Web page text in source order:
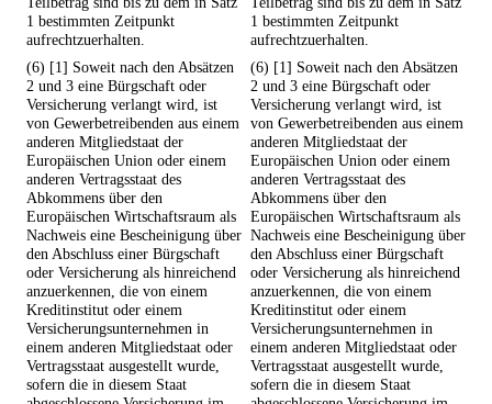
1 bestimmten Zeitpunkt
aufrechtzuerhalten.
1 bestimmten Zeitpunkt
aufrechtzuerhalten.
(6) [1] Soweit nach den Absätzen
2 und 3 eine Bürgschaft oder
Versicherung verlangt wird, ist
von Gewerbetreibenden aus einem
anderen Mitgliedstaat der
Europäischen Union oder einem
anderen Vertragsstaat des
Abkommens über den
Europäischen Wirtschaftsraum als
Nachweis eine Bescheinigung über
den Abschluss einer Bürgschaft
oder Versicherung als hinreichend
anzuerkennen, die von einem
Kreditinstitut oder einem
Versicherungsunternehmen in
einem anderen Mitgliedstaat oder
Vertragsstaat ausgestellt wurde,
sofern die in diesem Staat
(6) [1] Soweit nach den Absätzen
2 und 3 eine Bürgschaft oder
Versicherung verlangt wird, ist
von Gewerbetreibenden aus einem
anderen Mitgliedstaat der
Europäischen Union oder einem
anderen Vertragsstaat des
Abkommens über den
Europäischen Wirtschaftsraum als
Nachweis eine Bescheinigung über
den Abschluss einer Bürgschaft
oder Versicherung als hinreichend
anzuerkennen, die von einem
Kreditinstitut oder einem
Versicherungsunternehmen in
einem anderen Mitgliedstaat oder
Vertragsstaat ausgestellt wurde,
sofern die in diesem Staat